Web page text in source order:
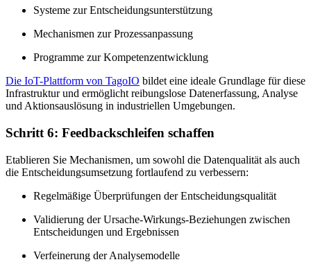
Systeme zur Entscheidungsunterstützung
Mechanismen zur Prozessanpassung
Programme zur Kompetenzentwicklung
Die IoT-Plattform von TagoIO bildet eine ideale Grundlage für diese
Infrastruktur und ermöglicht reibungslose Datenerfassung, Analyse
und Aktionsauslösung in industriellen Umgebungen.
Schritt 6: Feedbackschleifen schaffen
Etablieren Sie Mechanismen, um sowohl die Datenqualität als auch
die Entscheidungsumsetzung fortlaufend zu verbessern:
Regelmäßige Überprüfungen der Entscheidungsqualität
Validierung der Ursache-Wirkungs-Beziehungen zwischen
Entscheidungen und Ergebnissen
Verfeinerung der Analysemodelle